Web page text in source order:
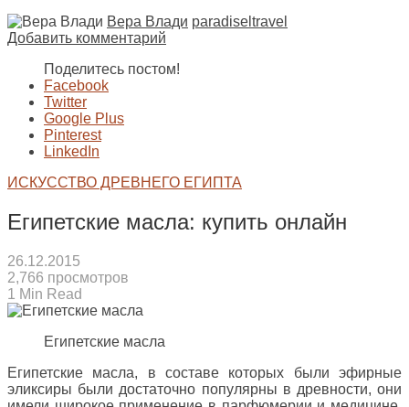
Вера Влади paradiseltravel
Добавить комментарий
Поделитесь постом!
Facebook
Twitter
Google Plus
Pinterest
LinkedIn
ИСКУССТВО ДРЕВНЕГО ЕГИПТА
Египетские масла: купить онлайн
26.12.2015
2,766 просмотров
1 Min Read
Египетские масла
Египетские масла, в составе которых были эфирные
эликсиры были достаточно популярны в древности, они